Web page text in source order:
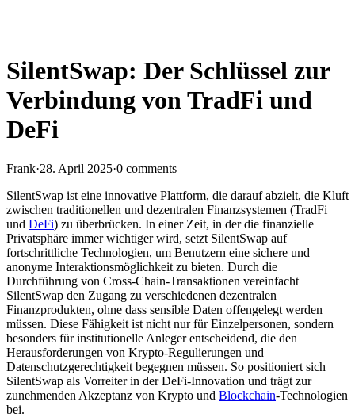
SilentSwap: Der Schlüssel zur
Verbindung von TradFi und
DeFi
Frank·28. April 2025·0 comments
SilentSwap ist eine innovative Plattform, die darauf abzielt, die Kluft
zwischen traditionellen und dezentralen Finanzsystemen (TradFi
und DeFi) zu überbrücken. In einer Zeit, in der die finanzielle
Privatsphäre immer wichtiger wird, setzt SilentSwap auf
fortschrittliche Technologien, um Benutzern eine sichere und
anonyme Interaktionsmöglichkeit zu bieten. Durch die
Durchführung von Cross-Chain-Transaktionen vereinfacht
SilentSwap den Zugang zu verschiedenen dezentralen
Finanzprodukten, ohne dass sensible Daten offengelegt werden
müssen. Diese Fähigkeit ist nicht nur für Einzelpersonen, sondern
besonders für institutionelle Anleger entscheidend, die den
Herausforderungen von Krypto-Regulierungen und
Datenschutzgerechtigkeit begegnen müssen. So positioniert sich
SilentSwap als Vorreiter in der DeFi-Innovation und trägt zur
zunehmenden Akzeptanz von Krypto und Blockchain-Technologien
bei.